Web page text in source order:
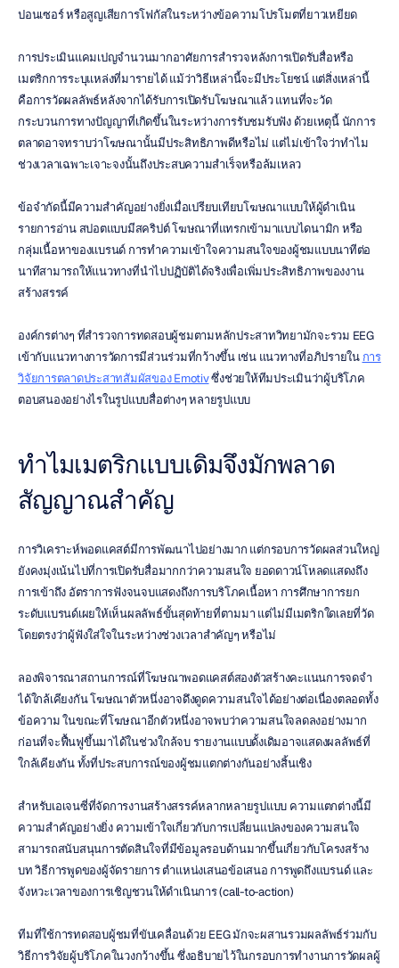
ปอนเซอร์ หรือสูญเสียการโฟกัสในระหว่างข้อความโปรโมตที่ยาวเหยียด
การประเมินแคมเปญจำนวนมากอาศัยการสำรวจหลังการเปิดรับสื่อหรือ
เมตริกการระบุแหล่งที่มารายได้ แม้ว่าวิธีเหล่านี้จะมีประโยชน์ แต่สิ่งเหล่านี้
คือการวัดผลลัพธ์หลังจากได้รับการเปิดรับโฆษณาแล้ว แทนที่จะวัด
กระบวนการทางปัญญาที่เกิดขึ้นในระหว่างการรับชมรับฟัง ด้วยเหตุนี้ นักการ
ตลาดอาจทราบว่าโฆษณานั้นมีประสิทธิภาพดีหรือไม่ แต่ไม่เข้าใจว่าทำไม
ช่วงเวลาเฉพาะเจาะจงนั้นถึงประสบความสำเร็จหรือล้มเหลว
ข้อจำกัดนี้มีความสำคัญอย่างยิ่งเมื่อเปรียบเทียบโฆษณาแบบให้ผู้ดำเนิน
รายการอ่าน สปอตแบบมีสคริปต์ โฆษณาที่แทรกเข้ามาแบบไดนามิก หรือ
กลุ่มเนื้อหาของแบรนด์ การทำความเข้าใจความสนใจของผู้ชมแบบนาทีต่อ
นาทีสามารถให้แนวทางที่นำไปปฏิบัติได้จริงเพื่อเพิ่มประสิทธิภาพของงาน
สร้างสรรค์
องค์กรต่างๆ ที่สำรวจการทดสอบผู้ชมตามหลักประสาทวิทยามักจะรวม EEG
เข้ากับแนวทางการวัดการมีส่วนร่วมที่กว้างขึ้น เช่น แนวทางที่อภิปรายใน การ
วิจัยการตลาดประสาทสัมผัสของ Emotiv ซึ่งช่วยให้ทีมประเมินว่าผู้บริโภค
ตอบสนองอย่างไรในรูปแบบสื่อต่างๆ หลายรูปแบบ
ทำไมเมตริกแบบเดิมจึงมักพลาด
สัญญาณสำคัญ
การวิเคราะห์พอดแคสต์มีการพัฒนาไปอย่างมาก แต่กรอบการวัดผลส่วนใหญ่
ยังคงมุ่งเน้นไปที่การเปิดรับสื่อมากกว่าความสนใจ ยอดดาวน์โหลดแสดงถึง
การเข้าถึง อัตราการฟังจนจบแสดงถึงการบริโภคเนื้อหา การศึกษาการยก
ระดับแบรนด์เผยให้เห็นผลลัพธ์ขั้นสุดท้ายที่ตามมา แต่ไม่มีเมตริกใดเลยที่วัด
โดยตรงว่าผู้ฟังใส่ใจในระหว่างช่วงเวลาสำคัญๆ หรือไม่
ลองพิจารณาสถานการณ์ที่โฆษณาพอดแคสต์สองตัวสร้างคะแนนการจดจำ
ได้ใกล้เคียงกัน โฆษณาตัวหนึ่งอาจดึงดูดความสนใจได้อย่างต่อเนื่องตลอดทั้ง
ข้อความ ในขณะที่โฆษณาอีกตัวหนึ่งอาจพบว่าความสนใจลดลงอย่างมาก
ก่อนที่จะฟื้นฟูขึ้นมาได้ในช่วงใกล้จบ รายงานแบบดั้งเดิมอาจแสดงผลลัพธ์ที่
ใกล้เคียงกัน ทั้งที่ประสบการณ์ของผู้ชมแตกต่างกันอย่างสิ้นเชิง
สำหรับเอเจนซี่ที่จัดการงานสร้างสรรค์หลากหลายรูปแบบ ความแตกต่างนี้มี
ความสำคัญอย่างยิ่ง ความเข้าใจเกี่ยวกับการเปลี่ยนแปลงของความสนใจ
สามารถสนับสนุนการตัดสินใจที่มีข้อมูลรอบด้านมากขึ้นเกี่ยวกับโครงสร้าง
บท วิธีการพูดของผู้จัดรายการ ตำแหน่งเสนอข้อเสนอ การพูดถึงแบรนด์ และ
จังหวะเวลาของการเชิญชวนให้ดำเนินการ (call-to-action)
ทีมที่ใช้การทดสอบผู้ชมที่ขับเคลื่อนด้วย EEG มักจะผสานรวมผลลัพธ์ร่วมกับ
วิธีการวิจัยผู้บริโภคในวงกว้างขึ้น ซึ่งอธิบายไว้ในกรอบการทำงานการวัดผลผู้